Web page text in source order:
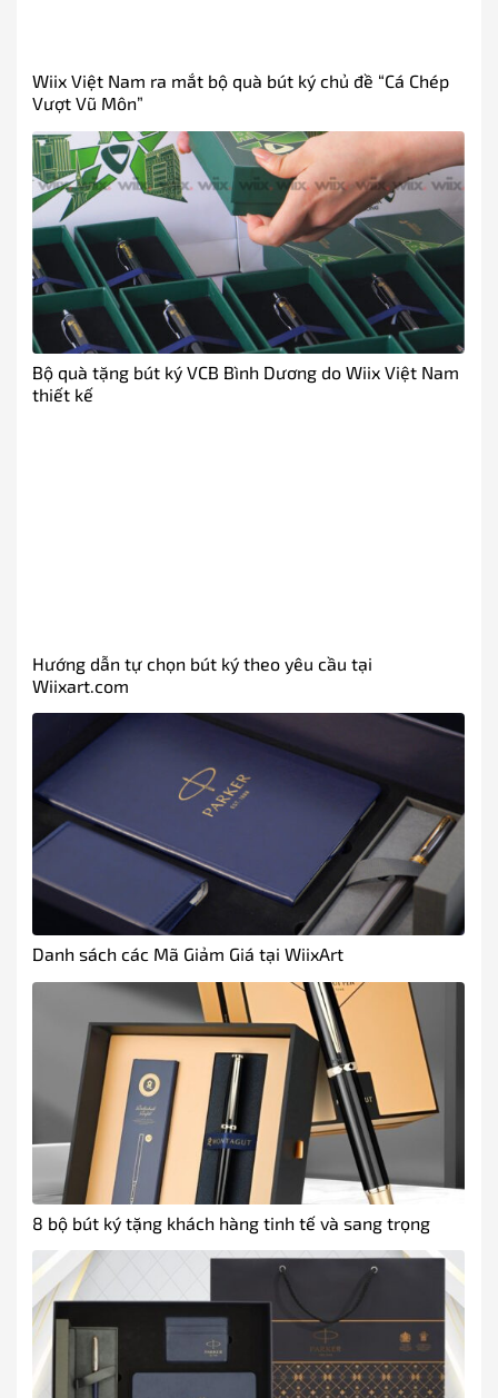
Wiix Việt Nam ra mắt bộ quà bút ký chủ đề “Cá Chép
Vượt Vũ Môn”
Bộ quà tặng bút ký VCB Bình Dương do Wiix Việt Nam
thiết kế
Hướng dẫn tự chọn bút ký theo yêu cầu tại
Wiixart.com
Danh sách các Mã Giảm Giá tại WiixArt
8 bộ bút ký tặng khách hàng tinh tế và sang trọng